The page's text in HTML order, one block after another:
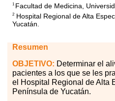
1 Facultad de Medicina,
2 Hospital Regional de Alta
Yucatán.
Resumen
OBJETIVO: Determinar el
pacientes a los que se les
el Hospital Regional de Alta
Península de Yucatán.